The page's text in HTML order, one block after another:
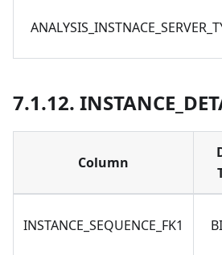
7.1.12.
Column
INSTANCE_SEQUENCE_FK1